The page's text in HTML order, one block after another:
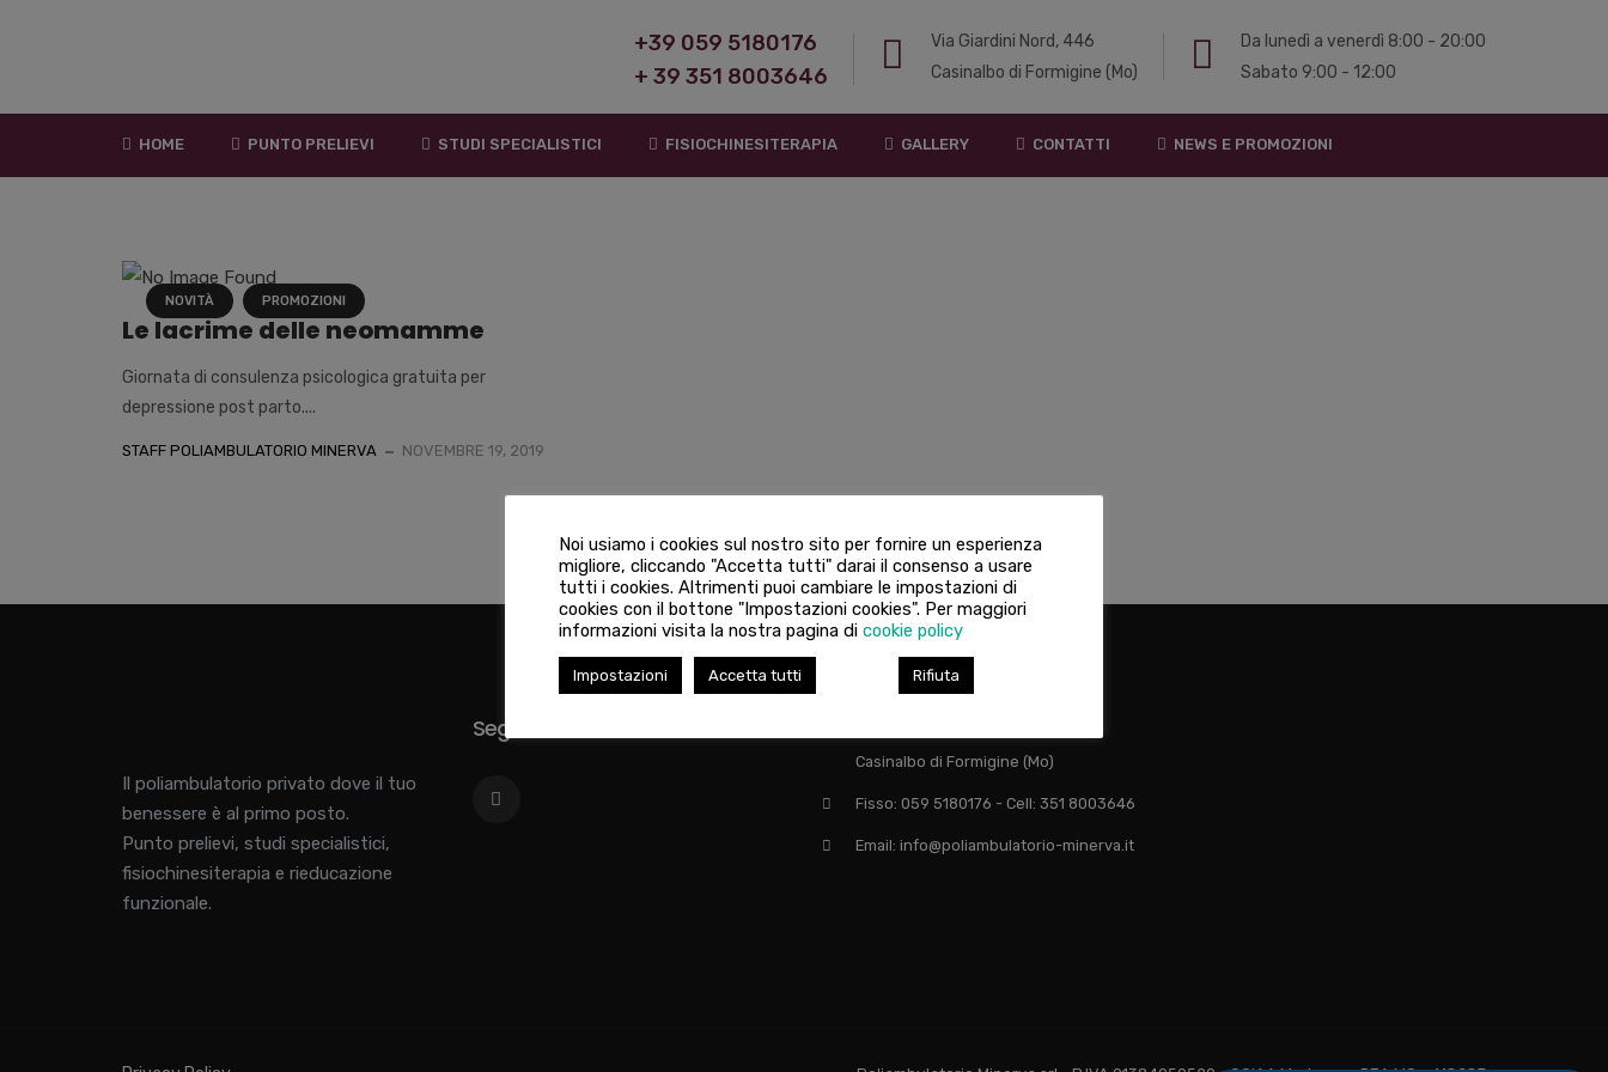
+39 059 5180176
+ 39 351 8003646
Via Giardini Nord, 446
Casinalbo di Formigine (Mo)
Da lunedì a venerdì 8:00 - 20:00
Sabato 9:00 - 12:00
HOME PUNTO PRELIEVI STUDI SPECIALISTICI FISIOCHINESITERAPIA GALLERY CONTATTI NEWS E PROMOZIONI
NOVITÀ PROMOZIONI
Le lacrime delle neomamme
Giornata di consulenza psicologica gratuita per
depressione post parto....
STAFF POLIAMBULATORIO MINERVA NOVEMBRE 19, 2019
Il poliambulatorio privato dove il tuo
benessere è al primo posto.
Punto prelievi, studi specialistici,
fisiochinesiterapia e rieducazione
funzionale.
Seguici su:
Casinalbo di Formigine (Mo)
Fisso: 059 5180176 - Cell: 351 8003646
Email: info@poliambulatorio-minerva.it
Noi usiamo i cookies sul nostro sito per fornire un esperienza
migliore, cliccando "Accetta tutti" darai il consenso a usare
tutti i cookies. Altrimenti puoi cambiare le impostazioni di
cookies con il bottone "Impostazioni cookies". Per maggiori
informazioni visita la nostra pagina di cookie policy
Impostazioni Accetta tutti Rifiuta